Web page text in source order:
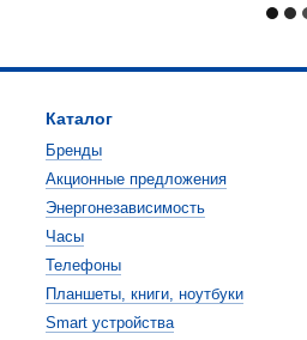
Каталог
Бренды
Акционные предложения
Энергонезависимость
Часы
Телефоны
Планшеты, книги, ноутбуки
Smart устройства